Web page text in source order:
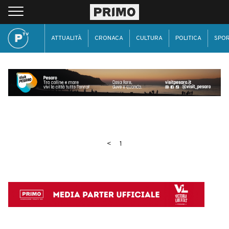
ATTUALITÀ CRONACA CULTURA POLITICA
< 1